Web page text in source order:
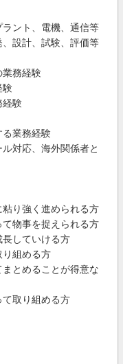
ラント、電機、通信等
設計、試験、評価等
業務経験
験
経験
る業務経験
対応、海外関係者と
粘り強く進められる方
て物事を捉えられる方
長していける方
り組める方
とめることが得意な
て取り組める方